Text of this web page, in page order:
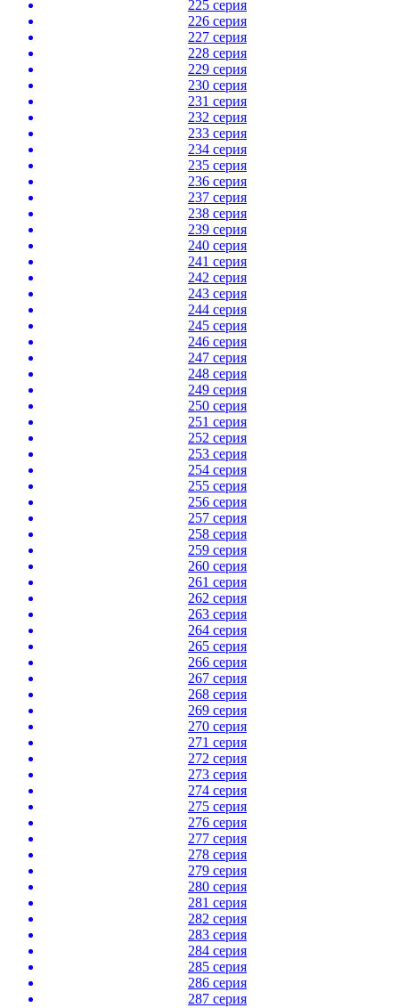
225 серия
226 серия
227 серия
228 серия
229 серия
230 серия
231 серия
232 серия
233 серия
234 серия
235 серия
236 серия
237 серия
238 серия
239 серия
240 серия
241 серия
242 серия
243 серия
244 серия
245 серия
246 серия
247 серия
248 серия
249 серия
250 серия
251 серия
252 серия
253 серия
254 серия
255 серия
256 серия
257 серия
258 серия
259 серия
260 серия
261 серия
262 серия
263 серия
264 серия
265 серия
266 серия
267 серия
268 серия
269 серия
270 серия
271 серия
272 серия
273 серия
274 серия
275 серия
276 серия
277 серия
278 серия
279 серия
280 серия
281 серия
282 серия
283 серия
284 серия
285 серия
286 серия
287 серия